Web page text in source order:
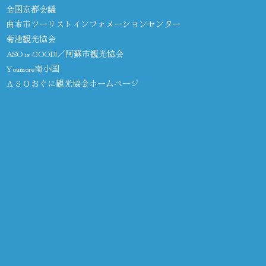
全国京都会議
由布市ツーリストインフォメーションセンター
菊池観光協会
ASO is GOOD!／阿蘇市観光協会
Youmore南小国
ＡＳＯおぐに観光協会ホームページ